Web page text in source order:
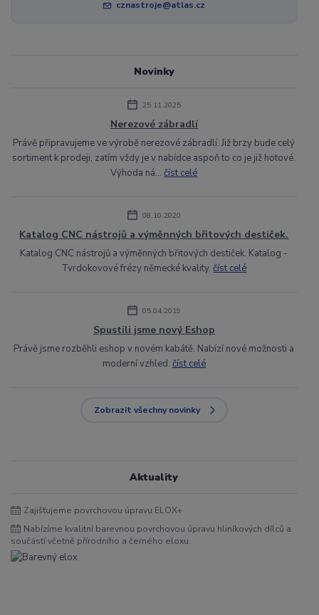
cznastroje@atlas.cz
Novinky
25.11.2025
Nerezové zábradlí
Právě připravujeme ve výrobě nerezové zábradlí. Již brzy bude celý
sortiment k prodeji, zatím vždy je v nabídce aspoň to co je již hotové.
Výhoda ná...číst celé
08.10.2020
Katalog CNC nástrojů a výměnných břitových destiček.
Katalog CNC nástrojů a výměnných břitových destiček. Katalog -
Tvrdokovové frézy německé kvality.číst celé
05.04.2019
Spustili jsme nový Eshop
Právě jsme rozběhli eshop v novém kabátě. Nabízí nové možnosti a
moderní vzhled. číst celé
Zobrazit všechny novinky
Aktuality
Zajišťujeme povrchovou úpravu ELOX+
Nabízíme kvalitní barevnou povrchovou úpravu hliníkových dílců a
součástí včetně přírodního a černého eloxu.